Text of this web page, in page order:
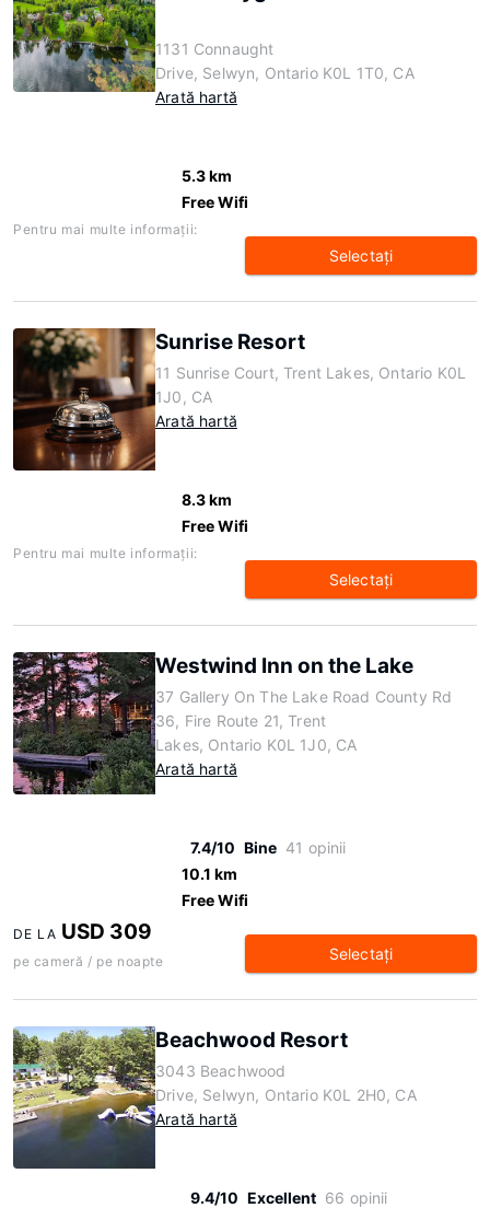
1131 Connaught
Drive, Selwyn, Ontario K0L 1T0, CA
Arată hartă
5.3 km
Free Wifi
Pentru mai multe informaţii:
Selectaţi
Sunrise Resort
11 Sunrise Court, Trent Lakes, Ontario K0L
1J0, CA
Arată hartă
8.3 km
Free Wifi
Pentru mai multe informaţii:
Selectaţi
Westwind Inn on the Lake
37 Gallery On The Lake Road County Rd
36, Fire Route 21, Trent
Lakes, Ontario K0L 1J0, CA
Arată hartă
7.4/10 Bine 41 opinii
10.1 km
Free Wifi
DE LA USD 309
pe cameră / pe noapte Selectaţi
Beachwood Resort
3043 Beachwood
Drive, Selwyn, Ontario K0L 2H0, CA
Arată hartă
9.4/10 Excellent 66 opinii